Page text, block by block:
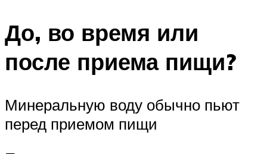
До, во время или
после приема пищи?
Минеральную воду обычно пьют
перед приемом пищи